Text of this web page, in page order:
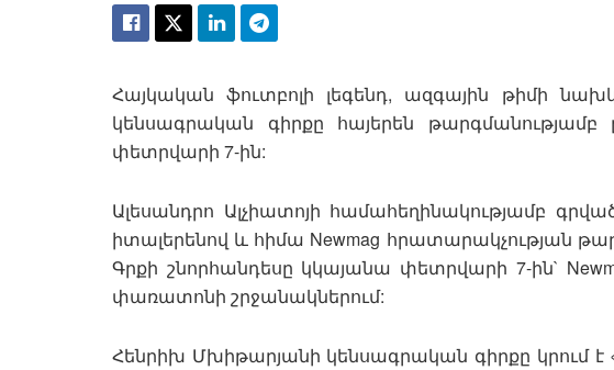
Հայկական ֆուտբոլի լեգենդ, ազգային թիմի
կենսագրական գիրքը հայերեն թարգմանությամբ
փետրվարի 7-ին:
Ալեսանդրո Ալչիատոյի համահեղինակությամբ
իտալերենով և հիմա Newmag հրատարակչության
Գրքի շնորհանդեսը կկայանա փետրվարի 7-ին`
փառատոնի շրջանակներում:
Հենրիխ Մխիթարյանի կենսագրական գիրքը կրում է